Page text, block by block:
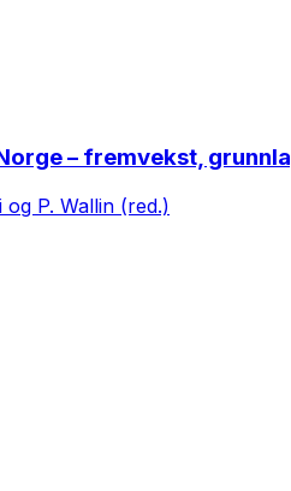
– fremvekst,
P. Wallin (red.)